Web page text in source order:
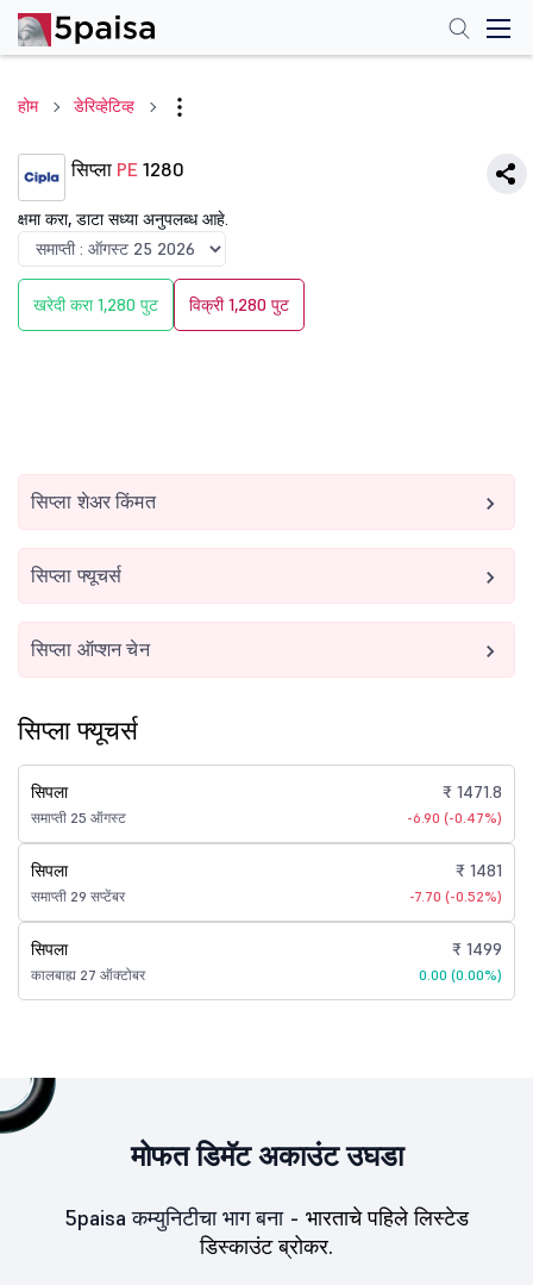
होम डेरिव्हेटिव्ह
सिप्ला PE 1280
क्षमा करा, डाटा सध्या अनुपलब्ध आहे.
खरेदी करा 1,280 पुट विक्री 1,280 पुट
सिप्ला शेअर किंमत
सिप्ला फ्यूचर्स
सिप्ला ऑप्शन चेन
सिप्ला फ्यूचर्स
सिपला
समाप्ती 25 ऑगस्ट
₹ 1471.8
-6.90 (-0.47%)
सिपला
समाप्ती 29 सप्टेंबर
₹ 1481
-7.70 (-0.52%)
सिपला
कालबाह्य 27 ऑक्टोबर
₹ 1499
0.00 (0.00%)
मोफत डिमॅट अकाउंट उघडा
5paisa कम्युनिटीचा भाग बना - भारताचे पहिले लिस्टेड
डिस्काउंट ब्रोकर.